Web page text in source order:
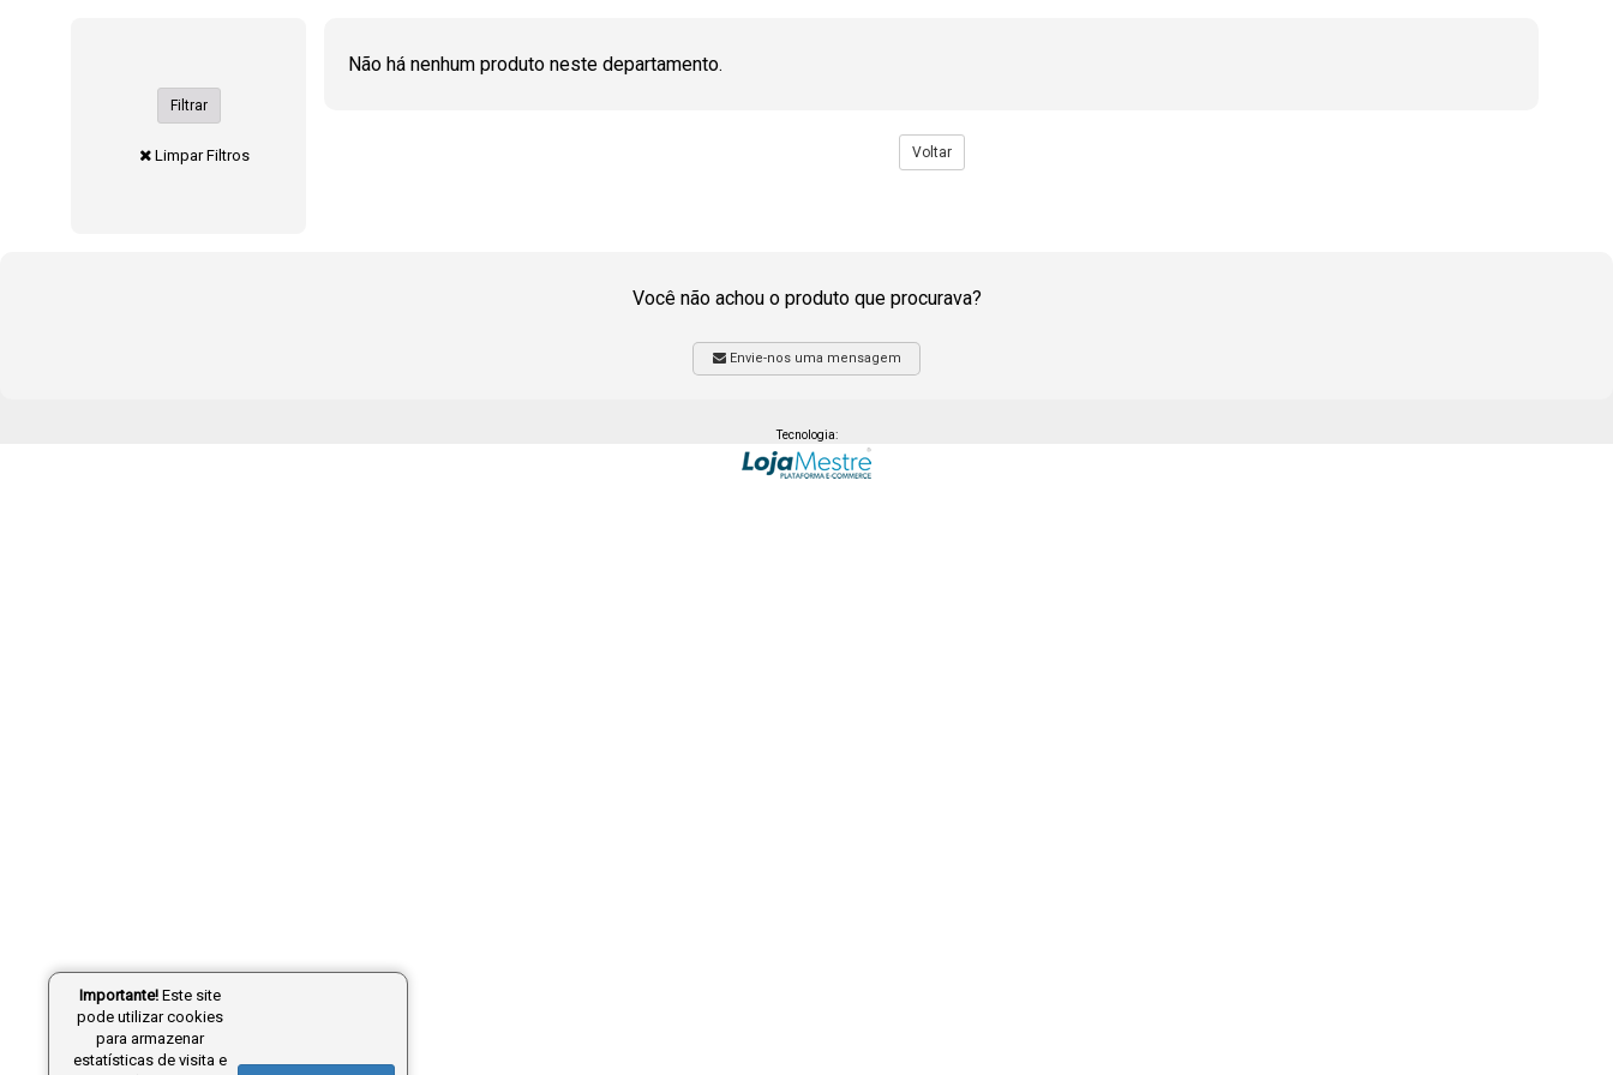
Filtrar
Limpar Filtros
Não há nenhum produto neste departamento.
Voltar
Você não achou o produto que procurava?
Envie-nos uma mensagem
Tecnologia:
Importante!Este site
pode utilizar cookies
para armazenar
estatísticas de visita e